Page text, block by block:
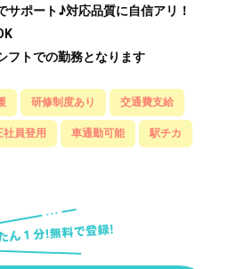
サポート♪対応品質に自信アリ！
フトでの勤務となります
研修制度あり 交通費支給
社員登用 車通勤可能 駅チカ